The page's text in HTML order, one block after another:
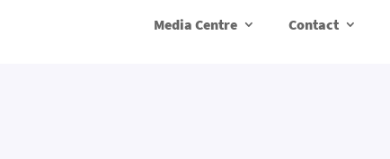
Media Centre Contact